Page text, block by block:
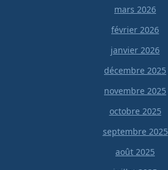
mars 2026
février 2026
janvier 2026
décembre 2025
novembre 2025
octobre 2025
septembre 2025
août 2025